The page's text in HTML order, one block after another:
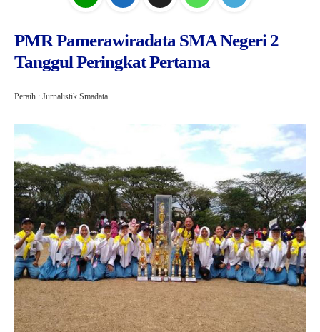
PMR Pamerawiradata SMA Negeri 2
Tanggul Peringkat Pertama
Peraih : Jurnalistik Smadata